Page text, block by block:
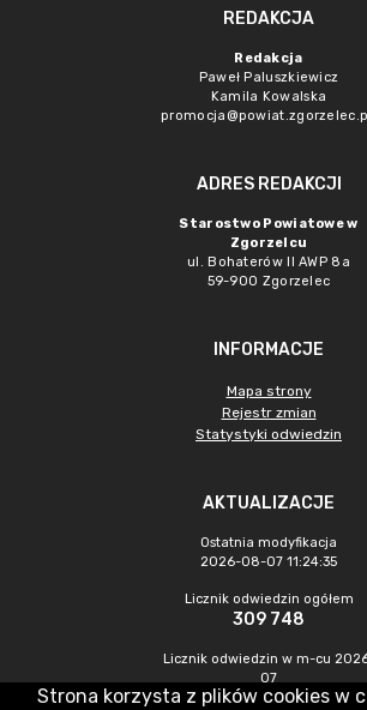
REDAKCJA
Redakcja
Paweł Paluszkiewicz
Kamila Kowalska
ADRES REDAKCJI
Starostwo Powiatowe w
Zgorzelcu
ul. Bohaterów II AWP 8a
59-900 Zgorzelec
INFORMACJE
Mapa strony
Rejestr zmian
Statystyki odwiedzin
AKTUALIZACJE
Ostatnia modyfikacja
2026-08-07 11:24:35
Licznik odwiedzin ogółem
309 748
Licznik odwiedzin w m-cu
07
446
Strona korzysta z plików cookies w